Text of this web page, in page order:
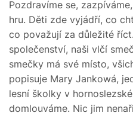
Pozdravíme se,
hru. Děti zde vyjádří, co
co považují za důležité
společenství, naši vlčí
smečky má své místo,
popisuje Mary Jankowá,
lesní školky v
domlouváme. Nic jim